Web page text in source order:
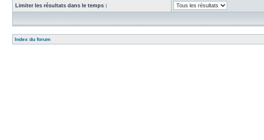
Limiter les résultats dans le temps :
Index du forum